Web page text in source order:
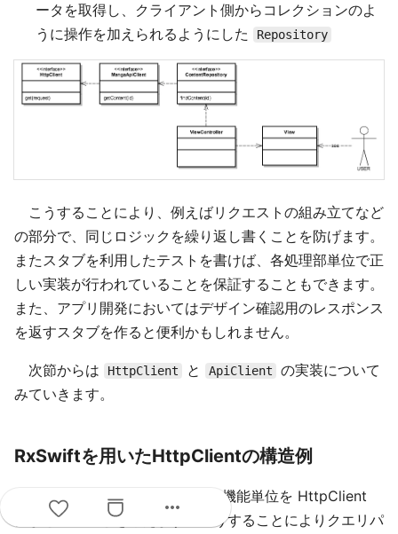
ータを取得し、クライアント側からコレクションのよ
うに操作を加えられるようにした
Repository
こうすることにより、例えばリクエストの組み立てなど
の部分で、同じロジックを繰り返し書くことを防げます。
またスタブを利用したテストを書けば、各処理部単位で正
しい実装が行われていることを保証することもできます。
また、アプリ開発においてはデザイン確認用のレスポンス
を返すスタブを作ると便利かもしれません。
次節からは HttpClient と ApiClient
の実装について
みていきます。
RxSwiftを用いたHttpClientの構造例
HTTPリクエストを組み立てる機能単位を HttpClient
にまとめることを考えます。こうすることによりクエリパ
more_horiz